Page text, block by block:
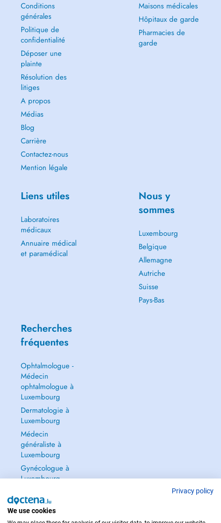
Conditions
générales
Politique de
confidentialité
Déposer une
plainte
Résolution des
litiges
A propos
Médias
Blog
Carrière
Contactez-nous
Mention légale
Maisons médicales
Hôpitaux de garde
Pharmacies de
garde
Liens utiles
Laboratoires
médicaux
Annuaire médical
et paramédical
Nous y
sommes
Luxembourg
Belgique
Allemagne
Autriche
Suisse
Pays-Bas
Recherches
fréquentes
Ophtalmologue -
Médecin
ophtalmologue à
Luxembourg
Dermatologie à
Luxembourg
Médecin
généraliste à
Luxembourg
Gynécologue à
Luxembourg
Privacy policy
We use cookies